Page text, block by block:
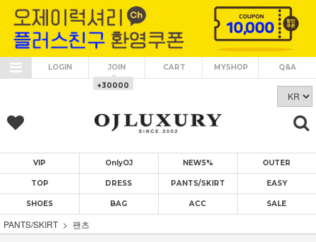
LOGIN JOIN
+30000
CART MYSHOP Q&A
VIP OnlyOJ NEW5% OUTER
TOP DRESS PANTS/SKIRT EASY
SHOES BAG ACC SALE
PANTS/SKIRT 팬츠